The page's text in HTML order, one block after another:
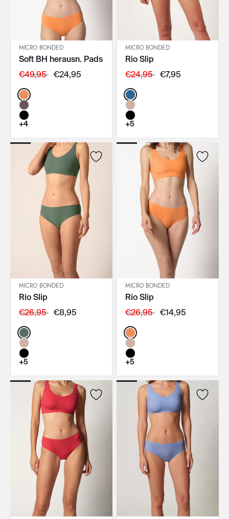
IN DEN WARENKORB
MICRO BONDED
Soft BH herausn. Pads
€49,95 €24,95
Color:
+4
IN DEN WARENKORB
MICRO BONDED
Rio Slip
€24,95 €7,95
Color:
+5
IN DEN WARENKORB
MICRO BONDED
Rio Slip
€26,95 €8,95
Color:
+5
IN DEN WARENKORB
MICRO BONDED
Rio Slip
€26,95 €14,95
Color:
+5